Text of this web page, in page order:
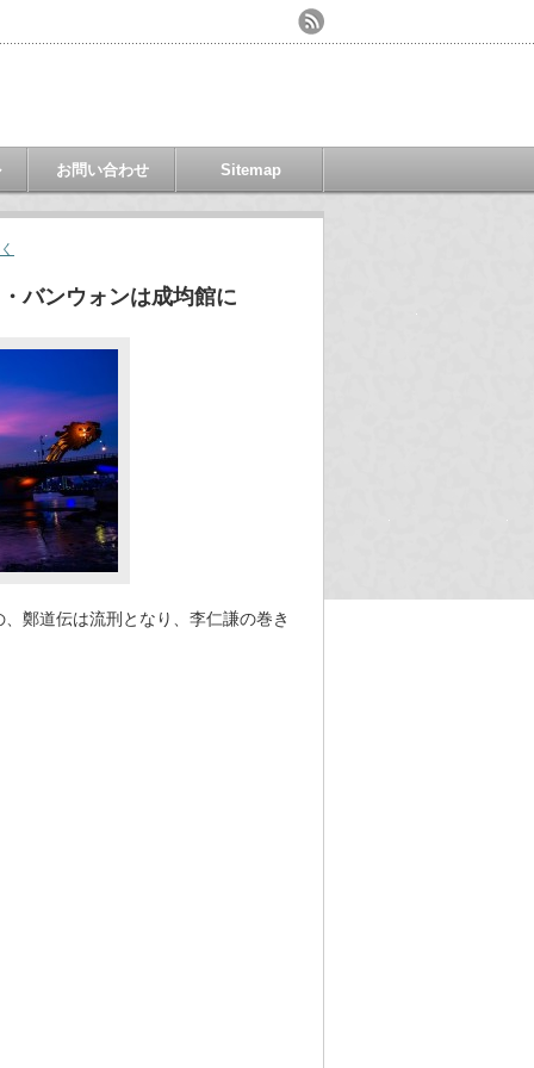
お問い合わせ Sitemap
バンウォンは成均館に
鄭道伝は流刑となり、李仁謙の巻き